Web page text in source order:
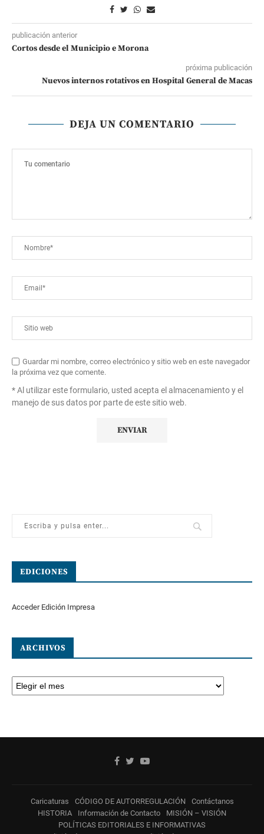
publicación anterior
Cortos desde el Municipio e Morona
próxima publicación
Nuevos internos rotativos en Hospital General de Macas
DEJA UN COMENTARIO
Guardar mi nombre, correo electrónico y sitio web en este navegador
la próxima vez que comente.
* Al utilizar este formulario, usted acepta el almacenamiento y el
manejo de sus datos por parte de este sitio web.
EDICIONES
Acceder Edición Impresa
ARCHIVOS
Caricaturas CÓDIGO DE AUTORREGULACIÓN
Contáctanos
HISTORIA
Información de Contacto
MISIÓN – VISIÓN
POLÍTICAS EDITORIALES E INFORMATIVAS